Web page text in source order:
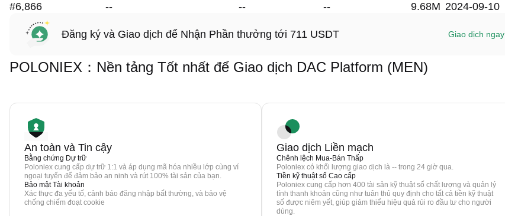
#6,866 -- -- -- 9.68M 2024-09-10
Đăng ký và Giao dịch để Nhận Phần thưởng tới 711 USDT Giao dịch ngay
POLONIEX：Nền tảng Tốt nhất để Giao dịch DAC Platform (MEN)
An toàn và Tin cậy
Bằng chứng Dự trữ
Poloniex cung cấp dự trữ 1:1 và áp dụng mã hóa nhiều lớp cùng ví
ngoại tuyến để đảm bảo an ninh và rút 100% tài sản của bạn.
Bảo mật Tài khoản
Xác thực đa yếu tố, cảnh báo đăng nhập bất thường, và bảo vệ
chống chiếm đoạt cookie
Giao dịch Liền mạch
Chênh lệch Mua-Bán Thấp
Poloniex có khối lượng giao dịch là -- trong 24 giờ qua.
Tiền kỹ thuật số Cao cấp
Poloniex cung cấp hơn 400 tài sản kỹ thuật số chất lượng và quản lý
tính thanh khoản cũng như tuân thủ quy định cho tất cả tiền kỹ thuật
số được niêm yết, giúp giảm thiểu hiệu quả rủi ro đầu tư cho người
dùng.